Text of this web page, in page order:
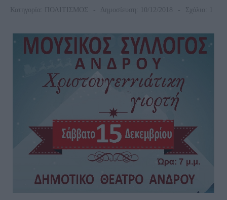
Κατηγορία: ΠΟΛΙΤΙΣΜΟΣ Δημοσίευση: 10/12/2018 Σχόλιο: 1